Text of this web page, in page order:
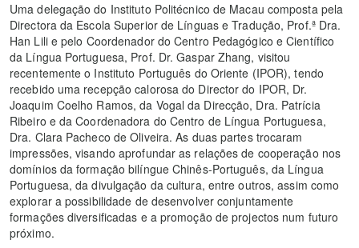
Uma delegação do Instituto Politécnico de Macau composta pela
Directora da Escola Superior de Línguas e Tradução, Prof.ª Dra.
Han Lili e pelo Coordenador do Centro Pedagógico e Científico
da Língua Portuguesa, Prof. Dr. Gaspar Zhang, visitou
recentemente o Instituto Português do Oriente (IPOR), tendo
recebido uma recepção calorosa do Director do IPOR, Dr.
Joaquim Coelho Ramos, da Vogal da Direcção, Dra. Patrícia
Ribeiro e da Coordenadora do Centro de Língua Portuguesa,
Dra. Clara Pacheco de Oliveira. As duas partes trocaram
impressões, visando aprofundar as relações de cooperação nos
domínios da formação bilíngue Chinês-Português, da Língua
Portuguesa, da divulgação da cultura, entre outros, assim como
explorar a possibilidade de desenvolver conjuntamente
formações diversificadas e a promoção de projectos num futuro
próximo.